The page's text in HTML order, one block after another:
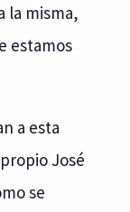
la misma,
estamos
a esta
José
se